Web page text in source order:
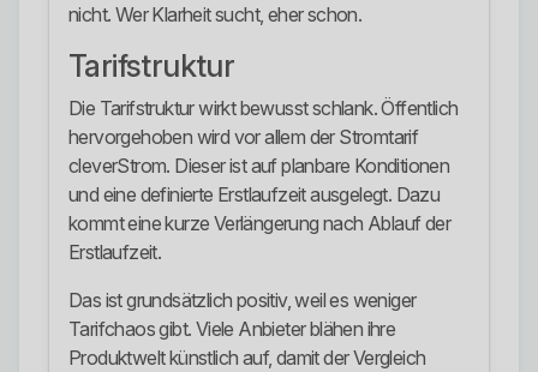
nicht. Wer Klarheit sucht, eher schon.
Tarifstruktur
Die Tarifstruktur wirkt bewusst schlank. Öffentlich
hervorgehoben wird vor allem der Stromtarif
cleverStrom. Dieser ist auf planbare Konditionen
und eine definierte Erstlaufzeit ausgelegt. Dazu
kommt eine kurze Verlängerung nach Ablauf der
Erstlaufzeit.
Das ist grundsätzlich positiv, weil es weniger
Tarifchaos gibt. Viele Anbieter blähen ihre
Produktwelt künstlich auf, damit der Vergleich